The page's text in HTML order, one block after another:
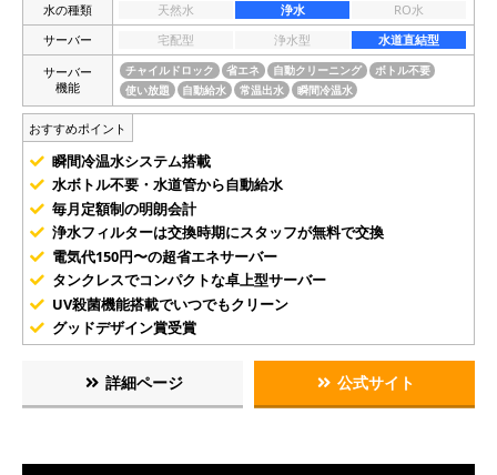
水の種類 天然水 浄水
RO水
サーバー
宅配型 浄水型
水道直結型
サーバー
機能
チャイルドロック 省エネ 自動クリーニング
ボトル不要
使い放題
自動給水 常温出水 瞬間冷温水
おすすめポイント
瞬間冷温水システム搭載
水ボトル不要・水道管から自動給水
毎月定額制の明朗会計
浄水フィルターは交換時期にスタッフが無料で交換
電気代150円〜の超省エネサーバー
タンクレスでコンパクトな卓上型サーバー
UV殺菌機能搭載でいつでもクリーン
グッドデザイン賞受賞
詳細ページ 公式サイト